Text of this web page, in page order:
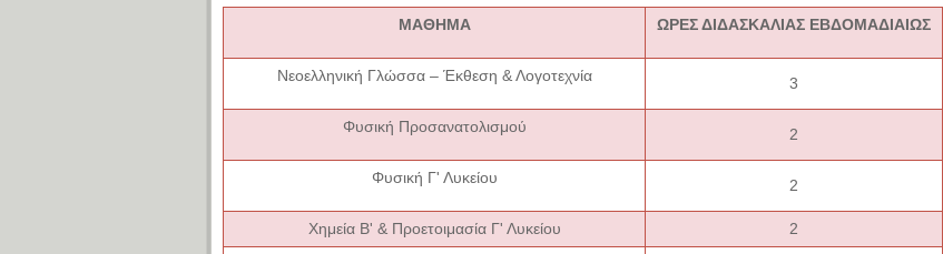
ΜΑΘΗΜΑ ΩΡΕΣ ΔΙΔΑΣΚΑΛΙΑΣ ΕΒΔΟΜΑΔΙΑΙΩΣ
Νεοελληνική Γλώσσα – Έκθεση & Λογοτεχνία 3
Φυσική Προσανατολισμού 2
Φυσική Γ' Λυκείου 2
Χημεία Β' & Προετοιμασία Γ' Λυκείου
2